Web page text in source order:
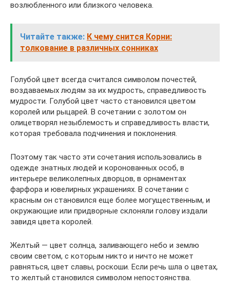
возлюбленного или близкого человека.
Читайте также: К чему снится Корни:
толкование в различных сонниках
Голубой цвет всегда считался символом почестей,
воздаваемых людям за их мудрость, справедливость
мудрости. Голубой цвет часто становился цветом
королей или рыцарей. В сочетании с золотом он
олицетворял незыблемость и справедливость власти,
которая требовала подчинения и поклонения.
Поэтому так часто эти сочетания использовались в
одежде знатных людей и коронованных особ, в
интерьере великолепных дворцов, в орнаментах
фарфора и ювелирных украшениях. В сочетании с
красным он становился еще более могущественным, и
окружающие или придворные склоняли голову издали
завидя цвета королей.
Желтый — цвет солнца, заливающего небо и землю
своим светом, с которым никто и ничто не может
равняться, цвет славы, роскоши. Если речь шла о цветах,
то желтый становился символом непостоянства.